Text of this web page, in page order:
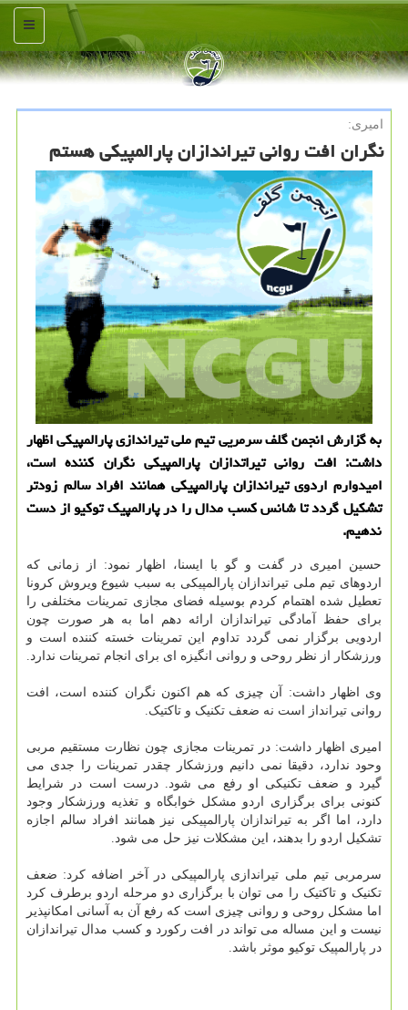
منو
امیری:
نگران افت روانی تیراندازان پارالمپیكی هستم
به گزارش انجمن گلف سرمریی تیم ملی تیراندازی پارالمپیكی اظهار
داشت: افت روانی تیراتدازان پارالمپیكی نگران كننده است،
امیدوارم اردوی تیراندازان پارالمپیكی همانند افراد سالم زودتر
تشكیل گردد تا شانس كسب مدال را در پارالمپیك توكیو از دست
ندهیم.
حسین امیری در گفت و گو با ایسنا، اظهار نمود: از زمانی که
اردوهای تیم ملی تیراندازان پارالمپیکی به سبب شیوع ویروش کرونا
تعطیل شده اهتمام کردم بوسیله فضای مجازی تمرینات مختلفی را
برای حفظ آمادگی تیراندازان ارائه دهم اما به هر صورت چون
اردویی برگزار نمی گردد تداوم این تمرینات خسته کننده است و
ورزشکار از نظر روحی و روانی انگیزه ای برای انجام تمرینات ندارد.
وی اظهار داشت: آن چیزی که هم اکنون نگران کننده است، افت
روانی تیرانداز است نه ضعف تکنیک و تاکتیک.
امیری اظهار داشت: در تمرینات مجازی چون نظارت مستقیم مربی
وحود ندارد، دقیقا نمی دانیم ورزشکار چقدر تمرینات را جدی می
گیرد و ضعف تکنیکی او رفع می شود. درست است در شرایط
کنونی برای برگزاری اردو مشکل خوابگاه و تغذیه ورزشکار وجود
دارد، اما اگر به تیراندازان پارالمپیکی نیز همانند افراد سالم اجازه
تشکیل اردو را بدهند، این مشکلات نیز حل می شود.
سرمربی تیم ملی تیراندازی پارالمپیکی در آخر اضافه کرد: ضعف
تکنیک و تاکتیک را می توان با برگزاری دو مرحله اردو برطرف کرد
اما مشکل روحی و روانی چیزی است که رفع آن به آسانی امکانپذیر
نیست و این مساله می تواند در افت رکورد و کسب مدال تیراندازان
در پارالمپیک توکیو موثر باشد.